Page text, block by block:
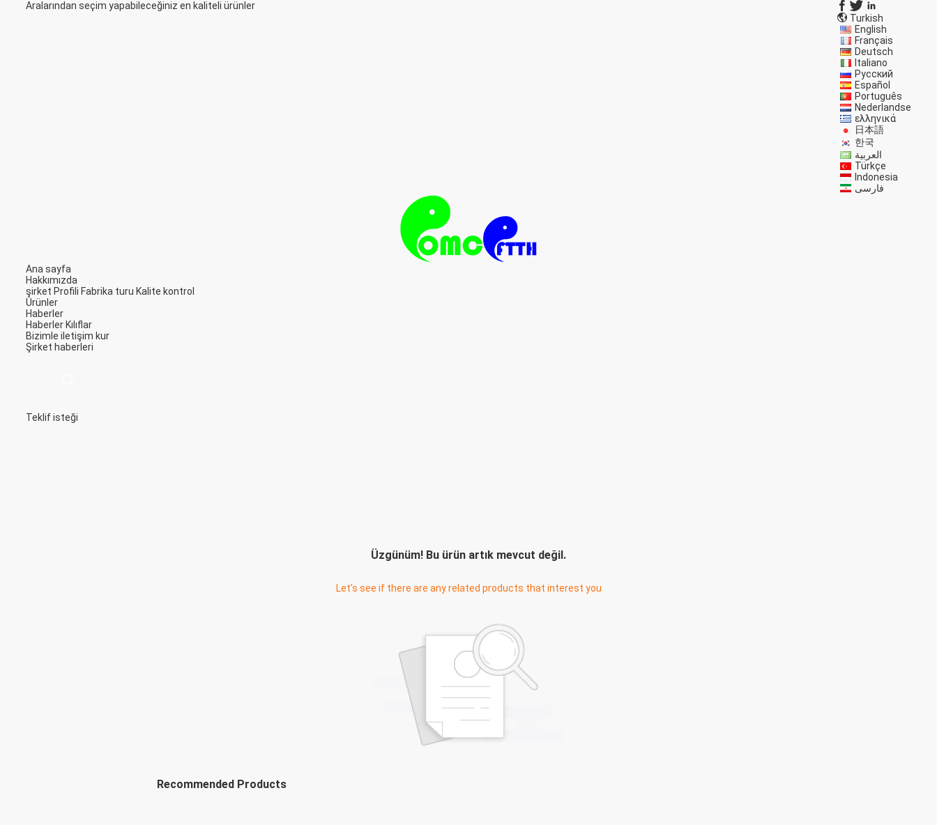
Aralarından seçim yapabileceğiniz en kaliteli ürünler
Turkish
English
Français
Deutsch
Italiano
Русский
Español
Português
Nederlandse
ελληνικά
日本語
한국
العربية
Türkçe
Indonesia
فارسی
Ana sayfa
Hakkımızda
şirket Profili Fabrika turu Kalite kontrol
Ürünler
Haberler
Haberler Kılıflar
Bizimle iletişim kur
Şirket haberleri
Teklif isteği
Üzgünüm! Bu ürün artık mevcut değil.
Let's see if there are any related products that interest you
Recommended Products